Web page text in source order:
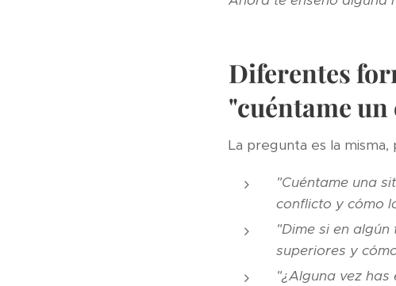
Diferentes
"cuéntame
La pregunta es la
"Cuéntame una
conflicto y cómo
"Dime si en
superiores y
"¿Alguna vez